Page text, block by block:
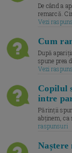
De când a
remarcă.
Vezi
Cum
După
spune prea
Vezi
Copilul
intre
Părinții
abținem, ca
raspunsuri